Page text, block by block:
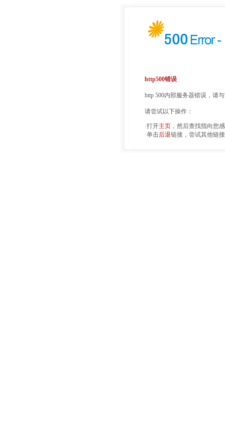
http500错误
http 500内部服务器错误，请
请尝试以下操作：
·打开主页 ，然后查找指向您
·单击后退链接，尝试其他链